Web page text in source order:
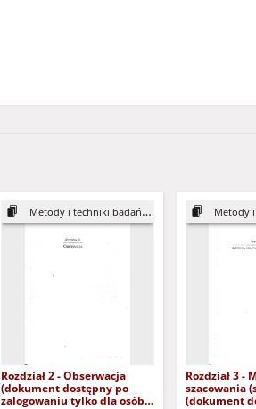
Metody i techniki badań pedagogicznych
Rozdział 2 - Obserwacja
(dokument dostępny po
zalogowaniu tylko dla osób z
Metody i
Rozdział 3 -
szacowania
(dokument